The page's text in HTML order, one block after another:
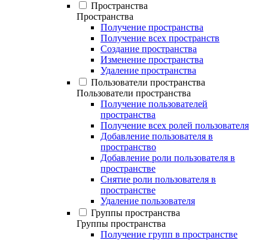
Пространства
Пространства
Получение пространства
Получение всех пространств
Создание пространства
Изменение пространства
Удаление пространства
Пользователи пространства
Пользователи пространства
Получение пользователей
пространства
Получение всех ролей пользователя
Добавление пользователя в
пространство
Добавление роли пользователя в
пространстве
Снятие роли пользователя в
пространстве
Удаление пользователя
Группы пространства
Группы пространства
Получение групп в пространстве